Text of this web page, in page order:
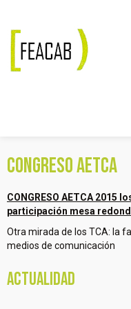
CONGRESO AETCA
CONGRESO AETCA 2015
participación mesa
Otra mirada de los TCA: la
medios de comunicación
Actualidad